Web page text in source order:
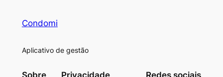
Condomi
Aplicativo de gestão
Sobre Privacidade Redes sociais